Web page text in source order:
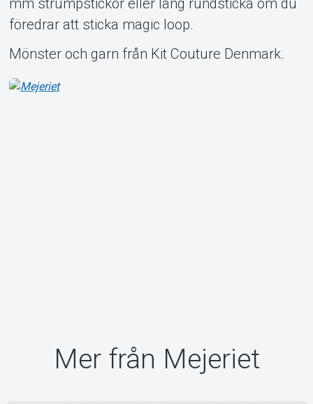
Om Tickster
mm strumpstickor eller lång rundsticka om du
föredrar att sticka magic loop.
Mönster och garn från Kit Couture Denmark.
Mer från Mejeriet